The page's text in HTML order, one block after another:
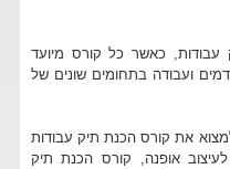
עבודות, כאשר כל קורס מיועד
ועבודה בתחומים שונים של
את קורס הכנת תיק עבודות
אופנה, קורס הכנת תיק